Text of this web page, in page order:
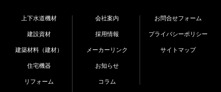
上下水道機材
建設資材
建築材料（建材）
住宅機器
リフォーム
会社案内
採用情報
メーカーリンク
お知らせ
コラム
お問合せフォーム
プライバシーポリシー
サイトマップ